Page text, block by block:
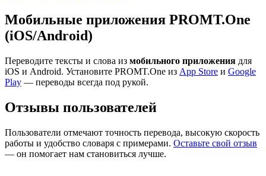
Мобильные приложения PROMT.One
(iOS/Android)
Переводите тексты и слова из мобильного приложения для
iOS и Android. Установите PROMT.One из App Store и Google
Play — переводы всегда под рукой.
Отзывы пользователей
Пользователи отмечают точность перевода, высокую скорость
работы и удобство словаря с примерами. Оставьте свой отзыв
— он помогает нам становиться лучше.